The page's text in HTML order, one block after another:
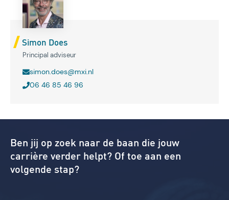
Simon Does
Principal adviseur
simon.does@mxi.nl
06 46 85 46 96
Ben jij op zoek naar de baan die jouw
carrière verder helpt? Of toe aan een
volgende stap?